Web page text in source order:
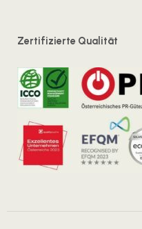
Zertifizierte Qualität